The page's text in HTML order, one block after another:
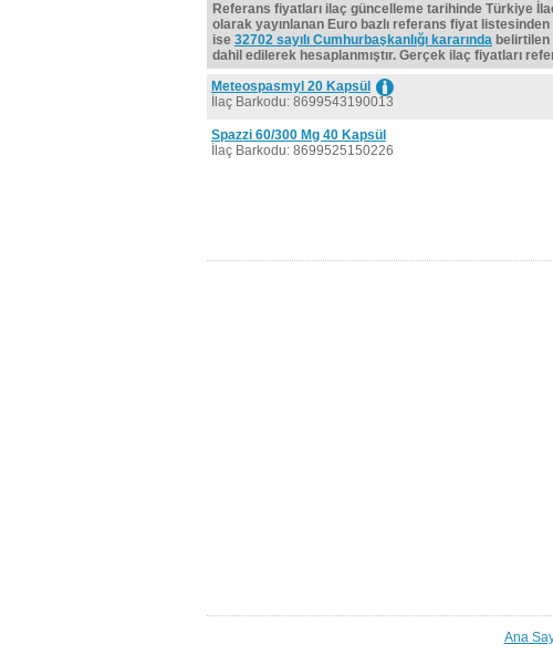
Referans fiyatları ilaç güncelleme tarihinde Türkiye
olarak yayınlanan Euro bazlı referans fiyat listesinden
ise 32702 sayılı Cumhurbaşkanlığı kararında belirtilen
dahil edilerek hesaplanmıştır. Gerçek ilaç fiyatları
Meteospasmyl 20 Kapsül
İlaç Barkodu: 8699543190013
Spazzi 60/300 Mg 40 Kapsül
İlaç Barkodu: 8699525150226
Ana